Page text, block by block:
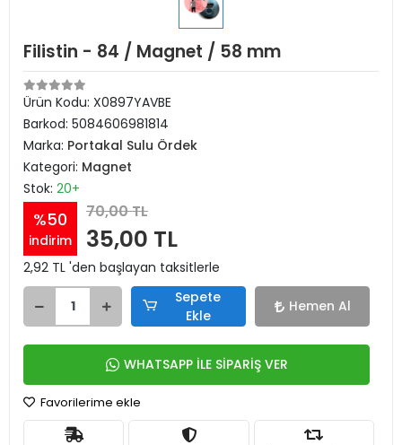
Filistin - 84 / Magnet / 58 mm
Ürün Kodu: X0897YAVBE
Barkod: 5084606981814
Marka: Portakal Sulu Ördek
Kategori: Magnet
Stok: 20+
%50
indirim
70,00 TL
35,00 TL
2,92 TL 'den başlayan taksitlerle
Sepete
Ekle
Hemen Al
WHATSAPP İLE SİPARİŞ VER
Favorilerime ekle